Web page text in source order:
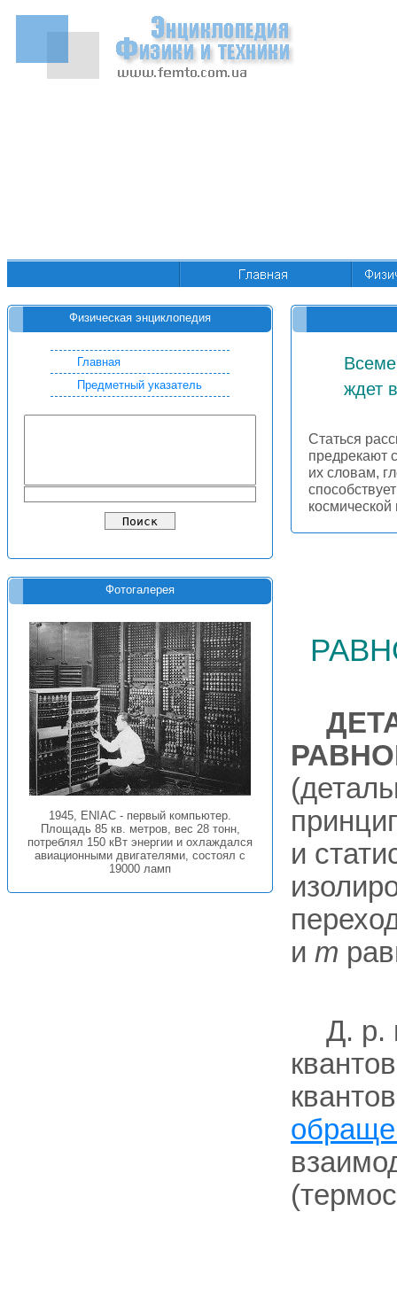
Физическая энциклопедия
Главная
Предметный указатель
Фотогалерея
1945, ENIAC - первый компьютер.
Площадь 85 кв. метров, вес 28 тонн,
потреблял 150 кВт энергии и охлаждался
авиационными двигателями, состоял с
19000 ламп
ждет
Статься
предрекают
их словам,
и
и т
Д. р.